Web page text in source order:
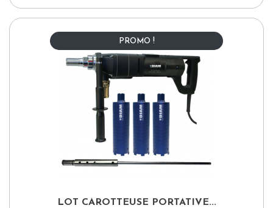
LOT CAROTTEUSE PORTATIVE...
PROMO !